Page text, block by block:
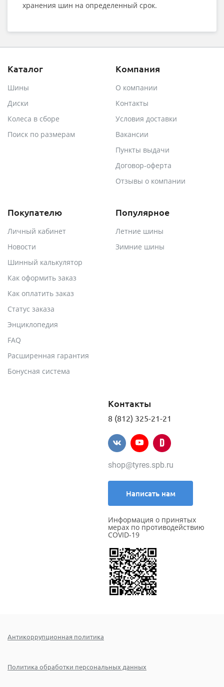
хранения шин на определенный срок.
Каталог
Шины
Диски
Колеса в сборе
Поиск по размерам
Компания
О компании
Контакты
Условия доставки
Вакансии
Пункты выдачи
Договор-оферта
Отзывы о компании
Покупателю
Личный кабинет
Новости
Шинный калькулятор
Как оформить заказ
Как оплатить заказ
Статус заказа
Энциклопедия
FAQ
Расширенная гарантия
Бонусная система
Популярное
Летние шины
Зимние шины
Контакты
8 (812) 325-21-21
shop@tyres.spb.ru
Написать нам
Информация о принятых
мерах по противодействию
COVID-19
Антикоррупционная политика
Политика обработки персональных данных